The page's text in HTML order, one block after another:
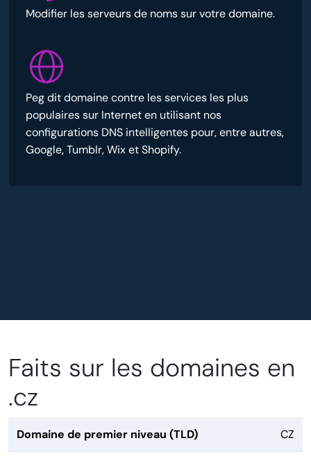
Modifier les serveurs de noms sur votre domaine.
Peg dit domaine contre les services les plus
populaires sur Internet en utilisant nos
configurations DNS intelligentes pour, entre autres,
Google, Tumblr, Wix et Shopify.
Faits sur les domaines en
.cz
Domaine de premier niveau (TLD) CZ